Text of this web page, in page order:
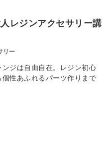
レジンアクセサリー講
リー
ジは自由自在。レジン初心
性あふれるパーツ作りまで